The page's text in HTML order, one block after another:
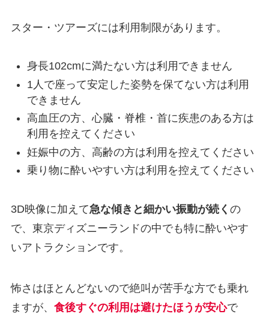
スター・ツアーズには利用制限があります。
身長102cmに満たない方は利用できません
1人で座って安定した姿勢を保てない方は利用
できません
高血圧の方、心臓・脊椎・首に疾患のある方は
利用を控えてください
妊娠中の方、高齢の方は利用を控えてください
乗り物に酔いやすい方は利用を控えてください
3D映像に加えて急な傾きと細かい振動が続く の
で、東京ディズニーランドの中でも特に酔いやす
いアトラクションです。
怖さはほとんどないので絶叫が苦手な方でも乗れ
ますが、 食後すぐの利用は避けたほうが安心で